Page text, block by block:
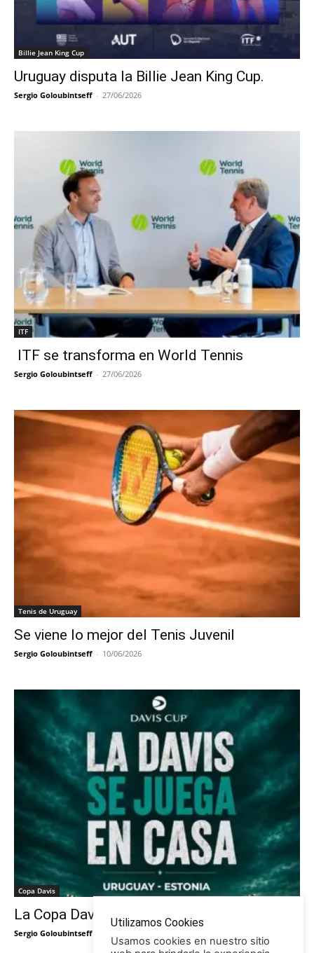
Billie Jean King Cup
Uruguay disputa la Billie Jean King Cup.
Sergio Goloubintseff - 27/06/2026
ITF
ITF se transforma en World Tennis
Sergio Goloubintseff - 27/06/2026
Tenis de Uruguay
Se viene lo mejor del Tenis Juvenil
Sergio Goloubintseff - 10/06/2026
Copa Davis
La Copa Davis vuelve al Círculo
Sergio Goloubintseff
Utilizamos Cookies
Usamos cookies en nuestro sitio